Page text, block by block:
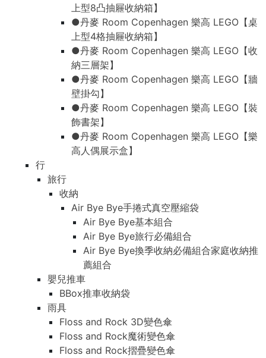
上型8凸抽屜收納箱】
●丹麥 Room Copenhagen 樂高 LEGO【桌
上型4格抽屜收納箱】
●丹麥 Room Copenhagen 樂高 LEGO【收
納三層架】
●丹麥 Room Copenhagen 樂高 LEGO【牆
壁掛勾】
●丹麥 Room Copenhagen 樂高 LEGO【裝
飾書架】
●丹麥 Room Copenhagen 樂高 LEGO【樂
高人偶展示盒】
行
旅行
收納
Air Bye Bye手捲式真空壓縮袋
Air Bye Bye基本組合
Air Bye Bye旅行必備組合
Air Bye Bye換季收納必備組合家庭收納推
薦組合
嬰兒推車
BBox推車收納袋
雨具
Floss and Rock 3D變色傘
Floss and Rock魔術變色傘
Floss and Rock摺疊變色傘